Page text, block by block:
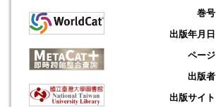
巻号
出版年月日
ページ
出版者
出版サイト